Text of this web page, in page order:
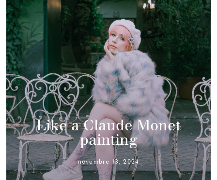
Like a Claude Monet
painting
novembre 13, 2024